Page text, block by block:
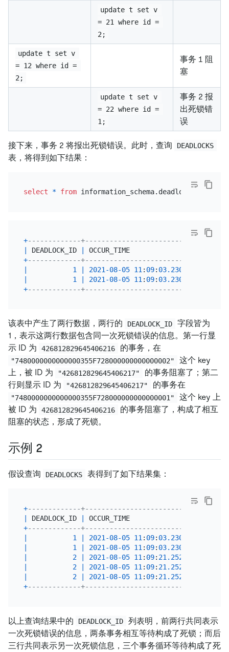
update t set v
= 21 where id =
2;
update t set v
= 12 where id =
2;
事务 1 阻
塞
update t set v
= 22 where id =
1;
事务 2 报
出死锁错
误
接下来，事务 2 将报出死锁错误。此时，查询 DEADLOCKS
表，将得到如下结果：
select * from
+-------------+----------------------------
DEADLOCK_ID OCCUR_TIME
+-------------+----------------------------
1 2021 -08-05 11 : 09: 03.230341
1 2021 -08-05 11 : 09: 03.230341
+-------------+----------------------------
该表中产生了两行数据，两行的 DEADLOCK_ID
字段皆为
1，表示这两行数据包含同一次死锁错误的信息。第一行显
示 ID 为
426812829645406216 的事务，在
"7480000000000000355F728000000000000002"
这个 key
上，被 ID 为
"426812829645406217"
的事务阻塞了；第二
行则显示 ID 为
"426812829645406217" 的事务在
"7480000000000000355F728000000000000001"
这个 key 上
被 ID 为
426812829645406216
的事务阻塞了，构成了相互
阻塞的状态，形成了死锁。
示例 2
假设查询 DEADLOCKS 表得到了如下结果集：
+-------------+----------------------------
DEADLOCK_ID OCCUR_TIME
+-------------+----------------------------
1 2021 -08-05 11 : 09: 03.230341
1 2021 -08-05 11 : 09: 03.230341
2 2021 -08-05 11 : 09: 21.252154
2 2021 -08-05 11 : 09: 21.252154
2 2021 -08-05 11 : 09: 21.252154
+-------------+----------------------------
以上查询结果中的 DEADLOCK_ID
列表明，前两行共同表示
一次死锁错误的信息，两条事务相互等待构成了死锁；而后
三行共同表示另一次死锁信息，三个事务循环等待构成了死